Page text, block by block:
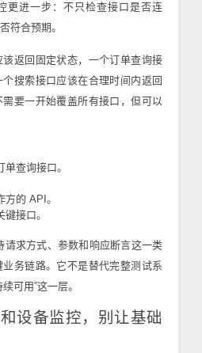
更进一步：不只检查接口是否连
符合预期。
返回固定状态，一个订单查询接
搜索接口应该在合理时间内返回
要一开始覆盖所有接口，但可以
查询接口。
的 API。
接口。
请求方式、参数和响应断言这一类
务链路。它不是替代完整测试系
可用”这一层。
设备监控，别让基础